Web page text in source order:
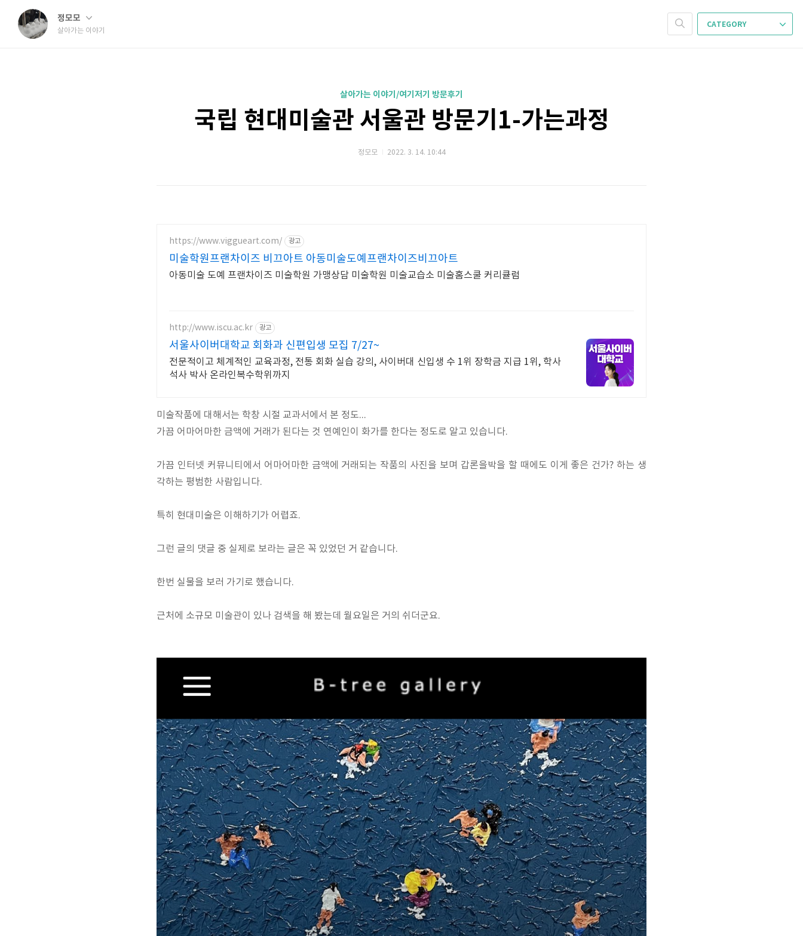
정모모
살아가는 이야기
CATEGORY
살아가는 이야기/여기저기 방문후기
국립 현대미술관 서울관 방문기1-가는과정
정모모 2022. 3. 14. 10:44
https://www.viggueart.com/ 광고
미술학원프랜차이즈 비끄아트 아동미술도예프랜차이즈비끄아트
아동미술 도예 프랜차이즈 미술학원 가맹상담 미술학원 미술교습소 미술홈스쿨 커리큘럼
http://www.iscu.ac.kr 광고
서울사이버대학교 회화과 신편입생 모집 7/27~
전문적이고 체계적인 교육과정, 전통 회화 실습 강의, 사이버대 신입생 수 1위 장학금 지급 1위, 학사
석사 박사 온라인복수학위까지
미술작품에 대해서는 학창 시절 교과서에서 본 정도...
가끔 어마어마한 금액에 거래가 된다는 것 연예인이 화가를 한다는 정도로 알고 있습니다.
가끔 인터넷 커뮤니티에서 어마어마한 금액에 거래되는 작품의 사진을 보며 갑론을박을 할 때에도 이게 좋은 건가? 하는 생
각하는 평범한 사람입니다.
특히 현대미술은 이해하기가 어렵죠.
그런 글의 댓글 중 실제로 보라는 글은 꼭 있었던 거 같습니다.
한번 실물을 보러 가기로 했습니다.
근처에 소규모 미술관이 있나 검색을 해 봤는데 월요일은 거의 쉬더군요.